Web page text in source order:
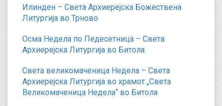
Илинден – Света Архиерејска Божествена
Литургија во Трново
Осма Недела по Педесетница – Света
Архиерејска Литургија во Битола
Света великомаченица Недела – Света
Архиерејска Литургија во храмот „Света
Великомаченица Недела“ во Битола